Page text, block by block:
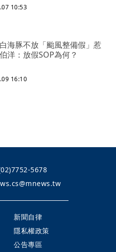
10:53
海豚不放「颱風整備假」惹
洋：放假SOP為何？
16:10
5678
新聞自律
隱私權政策
公告專區